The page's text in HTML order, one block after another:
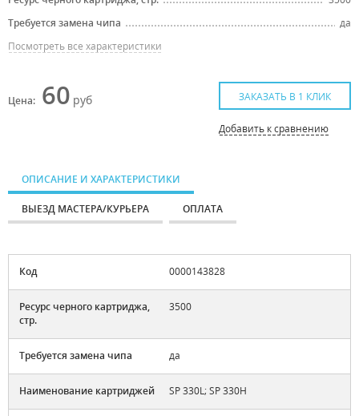
Требуется замена чипа
да
Посмотреть все характеристики
Цена: 60 руб ЗАКАЗАТЬ В 1 КЛИК
Добавить к сравнению
ОПИСАНИЕ И ХАРАКТЕРИСТИКИ
ВЫЕЗД МАСТЕРА/КУРЬЕРА ОПЛАТА
Код 0000143828
Ресурс черного картриджа,
стр.
3500
Требуется замена чипа да
Наименование картриджей SP 330L; SP 330H